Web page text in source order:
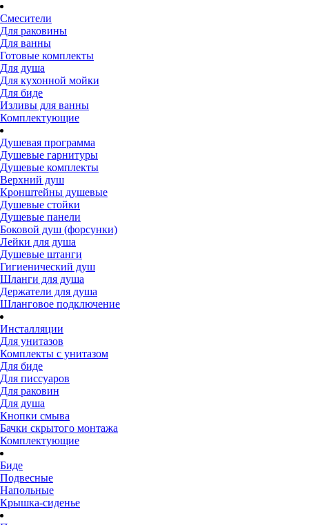
Смесители
Для раковины
Для ванны
Готовые комплекты
Для душа
Для кухонной мойки
Для биде
Изливы для ванны
Комплектующие
Душевая программа
Душевые гарнитуры
Душевые комплекты
Верхний душ
Кронштейны душевые
Душевые стойки
Душевые панели
Боковой душ (форсунки)
Лейки для душа
Душевые штанги
Гигиенический душ
Шланги для душа
Держатели для душа
Шланговое подключение
Инсталляции
Для унитазов
Комплекты с унитазом
Для биде
Для писсуаров
Для раковин
Для душа
Кнопки смыва
Бачки скрытого монтажа
Комплектующие
Биде
Подвесные
Напольные
Крышка-сиденье